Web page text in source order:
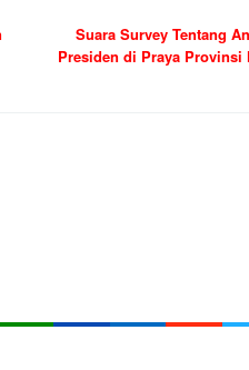
Suara Survey Tentang
Presiden di Praya Provinsi